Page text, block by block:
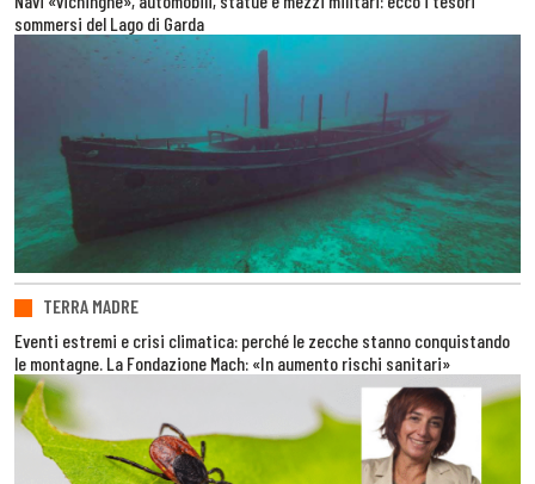
sommersi del Lago di Garda
TERRA MADRE
Eventi estremi e crisi climatica: perché le zecche stanno conquistando
le montagne. La Fondazione Mach: «In aumento rischi sanitari»